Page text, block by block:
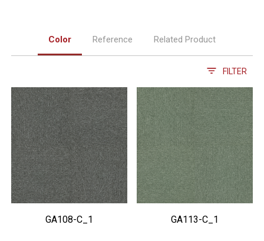
Color Reference Related Product
FILTER
GA108-C_1 GA113-C_1